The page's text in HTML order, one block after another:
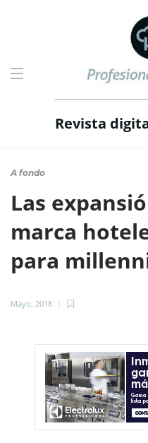
Revista
A fondo
Las
marca
para
Mayo, 2018